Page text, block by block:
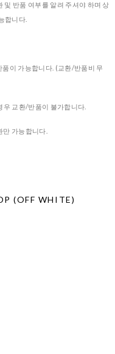
및 반품 여부를 알려 주셔야 하며 상
합니다.
품이 가능합니다. (교환/반품비 무
우 교환/반품이 불가합니다.
가능합니다.
(OFF WHITE)